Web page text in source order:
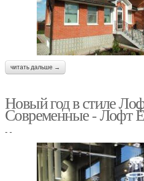
читать дальше →
Новый год в стиле
Современные - Лофт
- -